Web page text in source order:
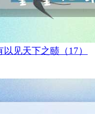
见天下之赜（17）